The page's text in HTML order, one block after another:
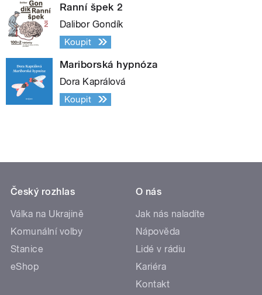
Ranní špek 2
Dalibor Gondík
Koupit
Mariborská hypnóza
Dora Kaprálová
Koupit
Český rozhlas
Válka na Ukrajině
Komunální volby
Stanice
eShop
O nás
Jak nás naladíte
Nápověda
Lidé v rádiu
Kariéra
Kontakt